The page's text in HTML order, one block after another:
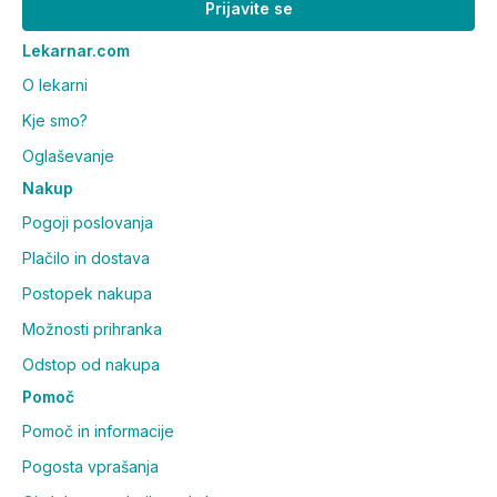
Koliko vrečic vsebuje pakiranje in
kakšen je okus?
Pakiranje vsebuje 20 vrečic, mikrogranule pa imajo
okus gozdnih sadežev.
Prijavite se
Lekarnar.com
O lekarni
Kje smo?
Oglaševanje
Nakup
Pogoji poslovanja
Plačilo in dostava
Postopek nakupa
Možnosti prihranka
Odstop od nakupa
Pomoč
Pomoč in informacije
Pogosta vprašanja